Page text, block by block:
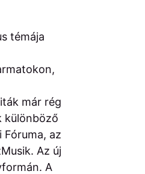
témája
már rég
különböző
az
Az új
A